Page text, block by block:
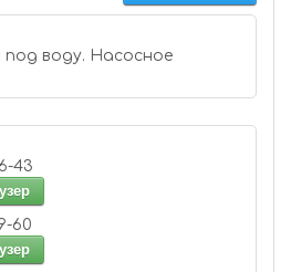
под воду. Насосное
46-43
89-60